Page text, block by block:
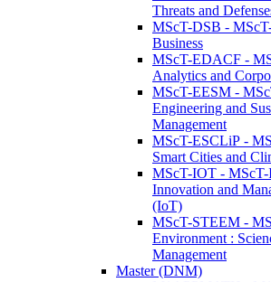
Threats and
MScT-DSB -
Business
MScT-EDACF -
Analytics and
MScT-EESM -
Engineering and
Management
MScT-ESCLiP -
Smart Cities and
MScT-IOT - MScT-
Innovation and
(IoT)
MScT-STEEM -
Environment :
Management
Master (DNM)